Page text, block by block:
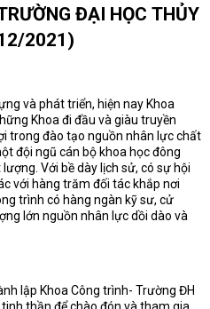
ĐẠI HỌC THỦY
2021)
và phát triển, hiện nay Khoa
Khoa đi đầu và giàu truyền
trong đào tạo nguồn nhân lực chất
đội ngũ cán bộ khoa học đông
Với bề dày lịch sử, có sự hội
với hàng trăm đối tác khắp nơi
trình có hàng ngàn kỹ sư, cử
lớn nguồn nhân lực dồi dào và
lập Khoa Công trình- Trường ĐH